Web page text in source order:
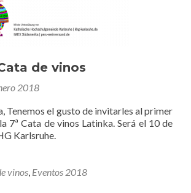
de vinos
2018
Tenemos el gusto de invitarles al primer
7ª Cata de vinos Latinka. Será el 10 de
Karlsruhe.
vinos, Eventos 2018